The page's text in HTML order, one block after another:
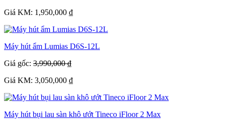
Giá KM: 1,950,000 ₫
Máy hút ẩm Lumias D6S-12L
Giá gốc: 3,990,000 ₫
Giá KM: 3,050,000 ₫
Máy hút bụi lau sàn khô ướt Tineco iFloor 2 Max